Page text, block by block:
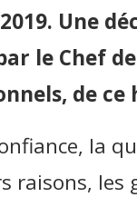
Une
le Chef
de ce
la
raisons,